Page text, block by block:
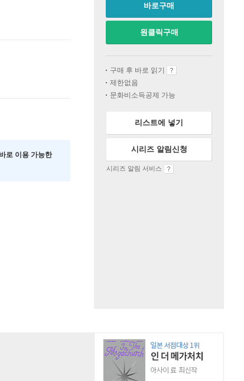
로 이용 가능한
바로구매
원클릭구매
구매 후 바로 읽기
제한없음
문화비소득공제 가능
리스트에 넣기
시리즈 알림신청
시리즈 알림 서비스